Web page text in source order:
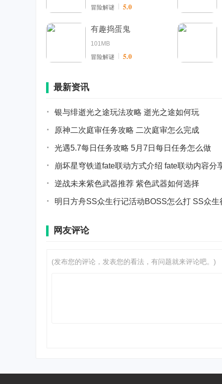
冒险解谜
5.0
有趣捣蛋鬼
101MB
冒险解谜
5.0
最新资讯
银与绯逝光之途玩法攻略 逝光之途如何玩
原神二次庭审任务攻略 二次庭审怎么完成
光遇5.7每日任务攻略 5月7日每日任务怎么做
崩坏星穹铁道fate联动方式介绍 fate联动内容分
逆战未来紫色武器推荐 紫色武器如何选择
明日方舟SS众生行记活动BOSS怎么打 SS众
网友评论
(发布您的评论，发表您的看法，有问题就来评论吧。)